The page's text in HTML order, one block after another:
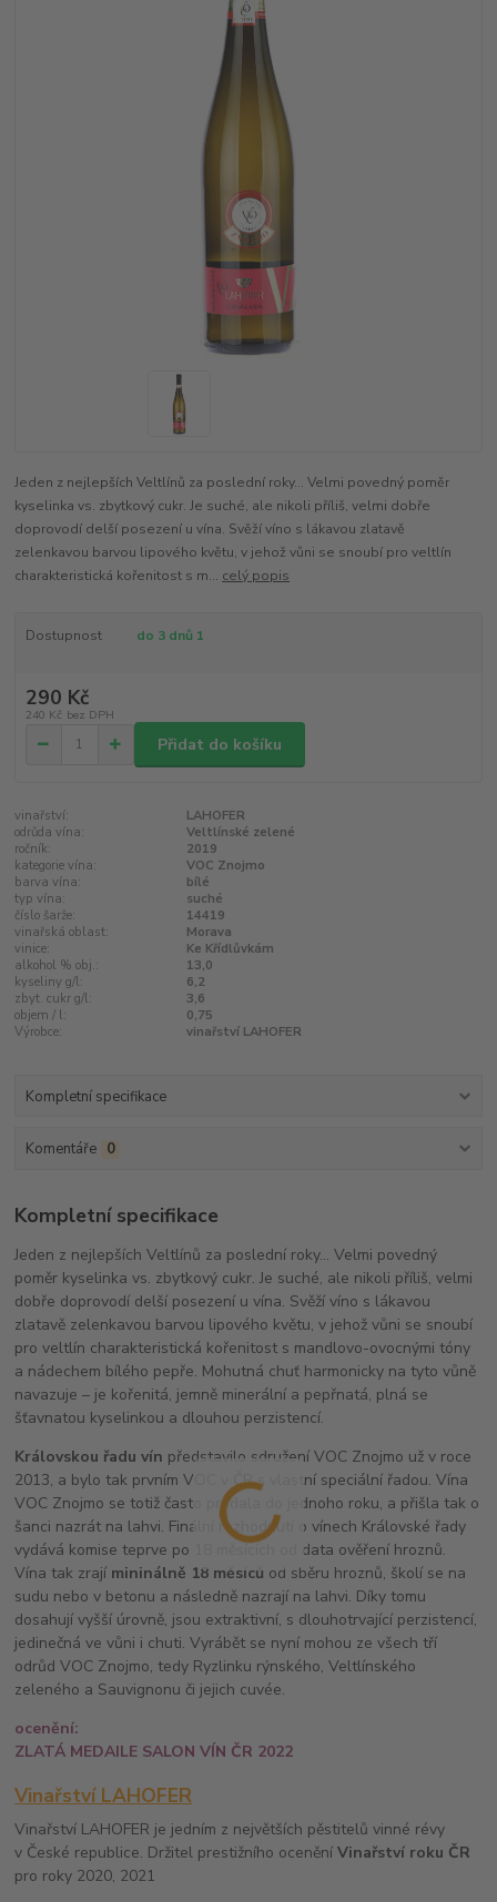
Jeden z nejlepších Veltlínů za poslední roky... Velmi povedný poměr
kyselinka vs. zbytkový cukr. Je suché, ale nikoli příliš, velmi dobře
doprovodí delší posezení u vína. Svěží víno s lákavou zlatavě
zelenkavou barvou lipového květu, v jehož vůni se snoubí pro veltlín
charakteristická kořenitost s m... celý popis
Dostupnost do 3 dnů 1
290 Kč
240 Kč bez DPH
Přidat do košíku
vinařství:
LAHOFER
odrůda vína:
Veltlínské zelené
ročník:
2019
kategorie vína:
VOC Znojmo
barva vína:
bílé
typ vína:
suché
číslo šarže:
14419
vinařská oblast:
Morava
vinice:
Ke Křídlůvkám
alkohol % obj.:
13,0
kyseliny g/l:
6,2
zbyt. cukr g/l:
3,6
objem / l:
0,75
Výrobce:
vinařství LAHOFER
Kompletní specifikace
Komentáře 0
Kompletní specifikace
Jeden z nejlepších Veltlínů za poslední roky... Velmi povedný
poměr kyselinka vs. zbytkový cukr. Je suché, ale nikoli příliš, velmi
dobře doprovodí delší posezení u vína. Svěží víno s lákavou
zlatavě zelenkavou barvou lipového květu, v jehož vůni se snoubí
pro veltlín charakteristická kořenitost s mandlovo-ovocnými tóny
a nádechem bílého pepře. Mohutná chuť harmonicky na tyto vůně
navazuje – je kořenitá, jemně minerální a pepřnatá, plná se
šťavnatou kyselinkou a dlouhou perzistencí.
Královskou řadu vín představilo sdružení VOC Znojmo už v roce
2013, a bylo tak prvním VOC v ČR s vlastní speciální řadou. Vína
VOC Znojmo se totiž často prodala do jednoho roku, a přišla tak o
šanci nazrát na lahvi. Finální rozhodnutí o vínech Královské řady
vydává komise teprve po 18 měsících od data ověření hroznů.
Vína tak zrají mininálně 18 měsíců od sběru hroznů, školí se na
sudu nebo v betonu a následně nazrají na lahvi. Díky tomu
dosahují vyšší úrovně, jsou extraktivní, s dlouhotrvající perzistencí,
jedinečná ve vůni i chuti. Vyrábět se nyní mohou ze všech tří
odrůd VOC Znojmo, tedy Ryzlinku rýnského, Veltlínského
zeleného a Sauvignonu či jejich cuvée.
ocenění:
ZLATÁ MEDAILE SALON VÍN ČR 2022
Vinařství LAHOFER
Vinařství LAHOFER je jedním z největších pěstitelů vinné révy
v České republice. Držitel prestižního oceněníVinařství roku ČR
pro roky 2020, 2021